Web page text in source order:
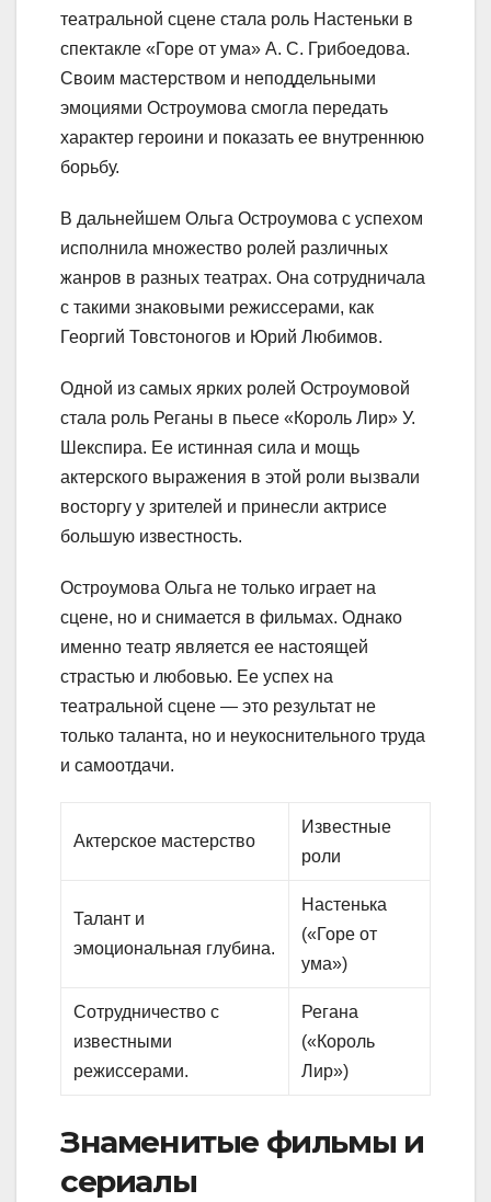
театральной сцене стала роль Настеньки в
спектакле «Горе от ума» А. С. Грибоедова.
Своим мастерством и неподдельными
эмоциями Остроумова смогла передать
характер героини и показать ее внутреннюю
борьбу.
В дальнейшем Ольга Остроумова с успехом
исполнила множество ролей различных
жанров в разных театрах. Она сотрудничала
с такими знаковыми режиссерами, как
Георгий Товстоногов и Юрий Любимов.
Одной из самых ярких ролей Остроумовой
стала роль Реганы в пьесе «Король Лир» У.
Шекспира. Ее истинная сила и мощь
актерского выражения в этой роли вызвали
восторгу у зрителей и принесли актрисе
большую известность.
Остроумова Ольга не только играет на
сцене, но и снимается в фильмах. Однако
именно театр является ее настоящей
страстью и любовью. Ее успех на
театральной сцене — это результат не
только таланта, но и неукоснительного труда
и самоотдачи.
Актерское мастерство
Известные
роли
Талант и
эмоциональная глубина.
Настенька
(«Горе от
ума»)
Сотрудничество с
известными
режиссерами.
Регана
(«Король
Лир»)
Знаменитые фильмы и
сериалы